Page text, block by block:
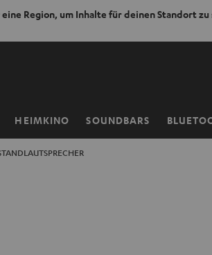
Region, um Inhalte für deinen Standort zu
HEIMKINO SOUNDBARS